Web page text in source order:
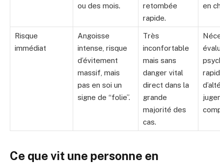
ou des mois.
retombée
rapide.
en
Risque
immédiat
Angoisse
intense, risque
d’évitement
massif, mais
pas en soi un
signe de “folie”.
Très
inconfortable
mais sans
danger vital
direct dans la
grande
majorité des
cas.
Ce que vit une personne en